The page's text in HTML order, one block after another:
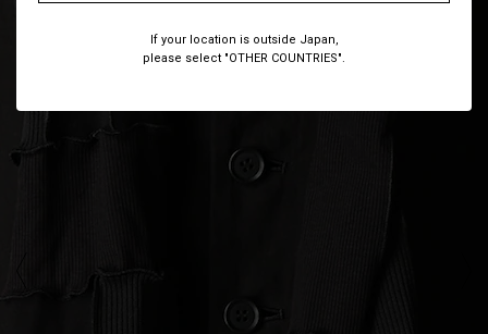
If your location is outside Japan,
please select "OTHER COUNTRIES".